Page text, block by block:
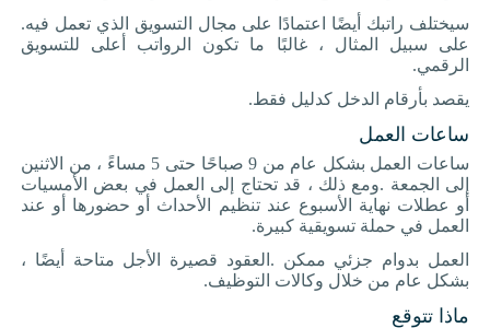
سيختلف راتبك أيضًا اعتمادًا على مجال التسويق الذي تعمل فيه.
على سبيل المثال ، غالبًا ما تكون الرواتب أعلى للتسويق
الرقمي.
يقصد بأرقام الدخل كدليل فقط.
ساعات العمل
ساعات العمل بشكل عام من 9 صباحًا حتى 5 مساءً ، من الاثنين
إلى الجمعة .ومع ذلك ، قد تحتاج إلى العمل في بعض الأمسيات
أو عطلات نهاية الأسبوع عند تنظيم الأحداث أو حضورها أو عند
العمل في حملة تسويقية كبيرة.
العمل بدوام جزئي ممكن . العقود قصيرة الأجل متاحة أيضًا ،
بشكل عام من خلال وكالات التوظيف.
ماذا تتوقع